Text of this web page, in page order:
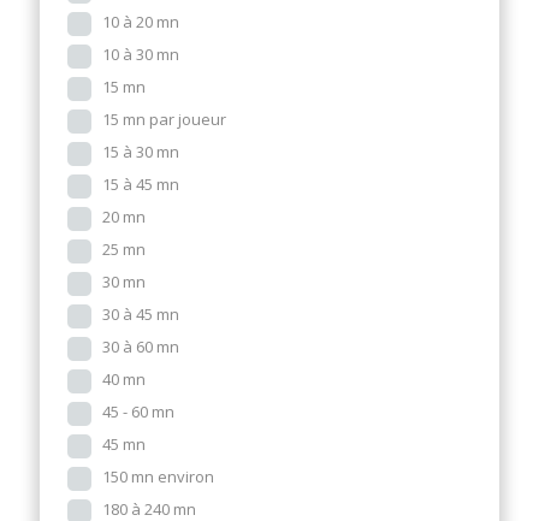
10 à 20 mn
10 à 30 mn
15 mn
15 mn par joueur
15 à 30 mn
15 à 45 mn
20 mn
25 mn
30 mn
30 à 45 mn
30 à 60 mn
40 mn
45 - 60 mn
45 mn
150 mn environ
180 à 240 mn